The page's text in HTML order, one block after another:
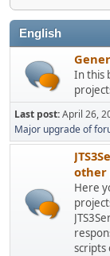
English
In this
Last post:April 26,
Major upgrade of
other
Here
scripts